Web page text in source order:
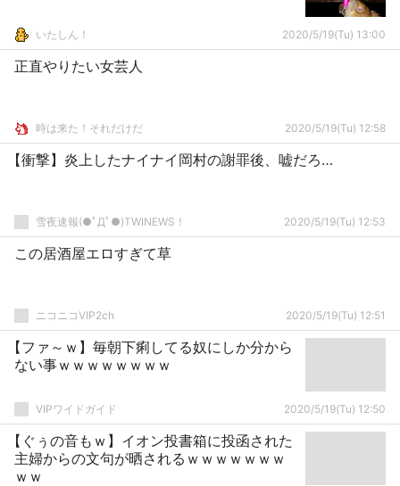
いたしん！ 2020/5/19(Tu) 13:00
正直やりたい女芸人
時は来た！それだけだ 2020/5/19(Tu) 12:58
【衝撃】炎上したナイナイ岡村の謝罪後、嘘だろ…
雪夜速報(●ﾟДﾟ●)TWINEWS！ 2020/5/19(Tu) 12:53
この居酒屋エロすぎて草
ニコニコVIP2ch 2020/5/19(Tu) 12:51
【ファ～ｗ】毎朝下痢してる奴にしか分から
ない事ｗｗｗｗｗｗｗｗ
VIPワイドガイド 2020/5/19(Tu) 12:50
【ぐぅの音もｗ】イオン投書箱に投函された
主婦からの文句が晒されるｗｗｗｗｗｗｗ
ｗｗ